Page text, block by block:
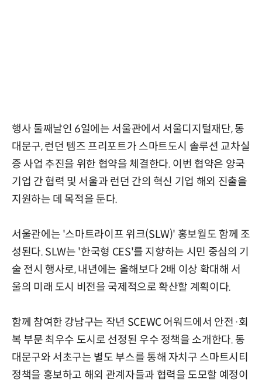
행사 둘째날인 6일에는 서울관에서 서울디지털재단, 동
대문구, 런던 템즈 프리포트가 스마트도시 솔루션 교차실
증 사업 추진을 위한 협약을 체결한다. 이번 협약은 양국
기업 간 협력 및 서울과 런던 간의 혁신 기업 해외 진출을
지원하는 데 목적을 둔다.
서울관에는 '스마트라이프 위크(SLW)' 홍보월도 함께 조
성된다. SLW는 '한국형 CES'를 지향하는 시민 중심의 기
술 전시 행사로, 내년에는 올해보다 2배 이상 확대해 서
울의 미래 도시 비전을 국제적으로 확산할 계획이다.
함께 참여한 강남구는 작년 SCEWC 어워드에서 안전·회
복 부문 최우수 도시로 선정된 우수 정책을 소개한다. 동
대문구와 서초구는 별도 부스를 통해 자치구 스마트시티
정책을 홍보하고 해외 관계자들과 협력을 도모할 예정이